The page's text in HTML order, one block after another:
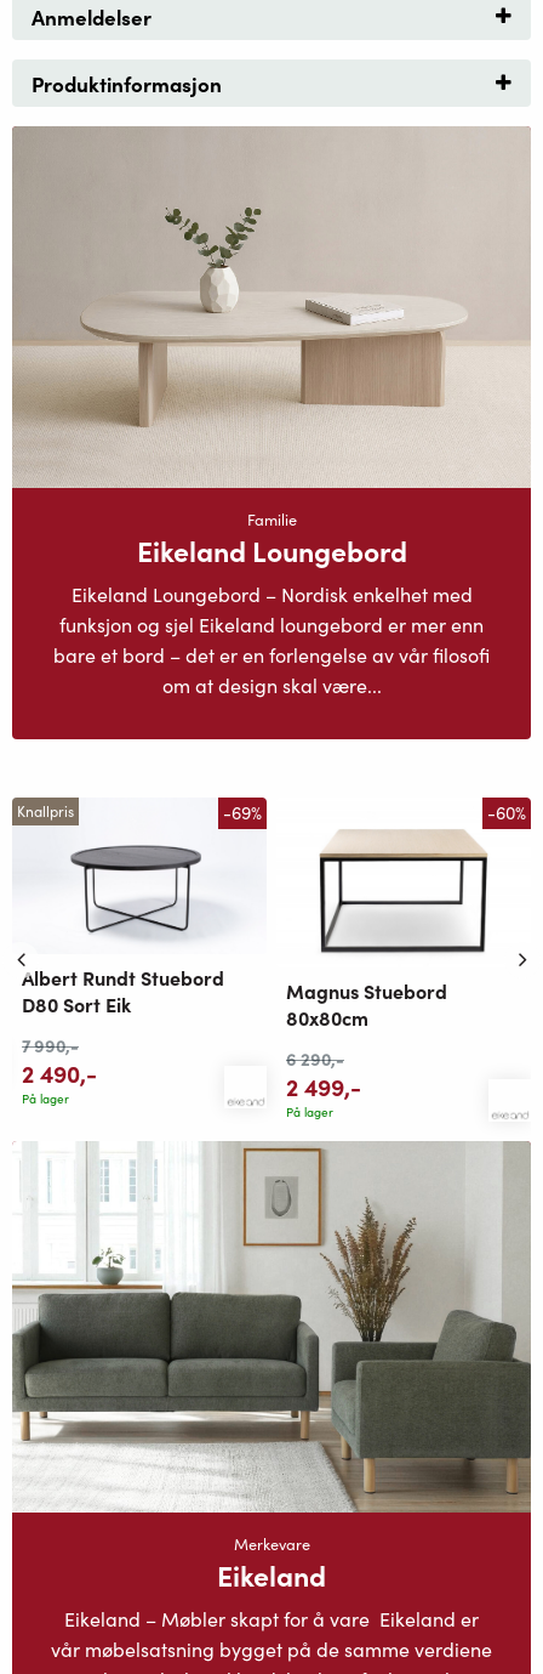
Anmeldelser
Produktinformasjon
Familie
Eikeland Loungebord
Eikeland Loungebord – Nordisk enkelhet med
funksjon og sjel Eikeland loungebord er mer enn
bare et bord – det er en forlengelse av vår filosofi
om at design skal være...
Knallpris -69%
Albert Rundt Stuebord
D80 Sort Eik
7 990,-
2 490,-
På lager
-60%
Magnus Stuebord
80x80cm
6 290,-
2 499,-
På lager
Merkevare
Eikeland
Eikeland – Møbler skapt for å vare Eikeland er
vår møbelsatsning bygget på de samme verdiene